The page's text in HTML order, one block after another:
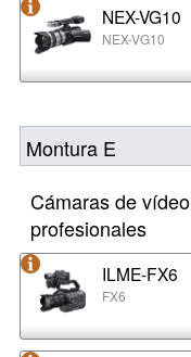
NEX-VG10
NEX-VG10
Montura E
Cámaras de vídeo
profesionales
ILME-FX6
FX6